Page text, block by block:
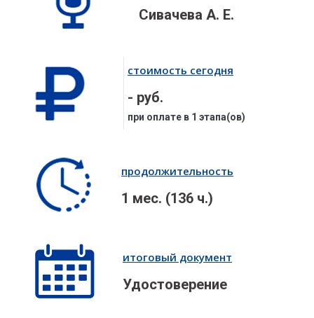
Сивачева А. Е.
стоимость сегодня
- руб.
при оплате в 1 этапа(ов)
продолжительность
1 мес. (136 ч.)
итоговый документ
Удостоверение